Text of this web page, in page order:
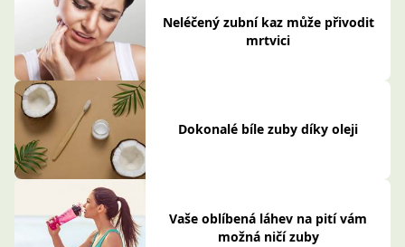
Neléčený zubní kaz může přivodit
mrtvici
Dokonalé bíle zuby díky oleji
Vaše oblíbená láhev na pití vám
možná ničí zuby